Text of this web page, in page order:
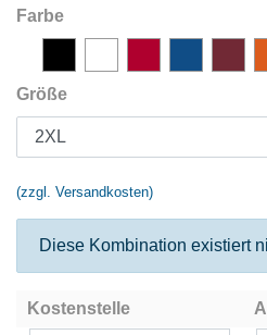
Farbe
Größe
(zzgl. Versandkosten)
Diese Kombination existiert
Kostenstelle